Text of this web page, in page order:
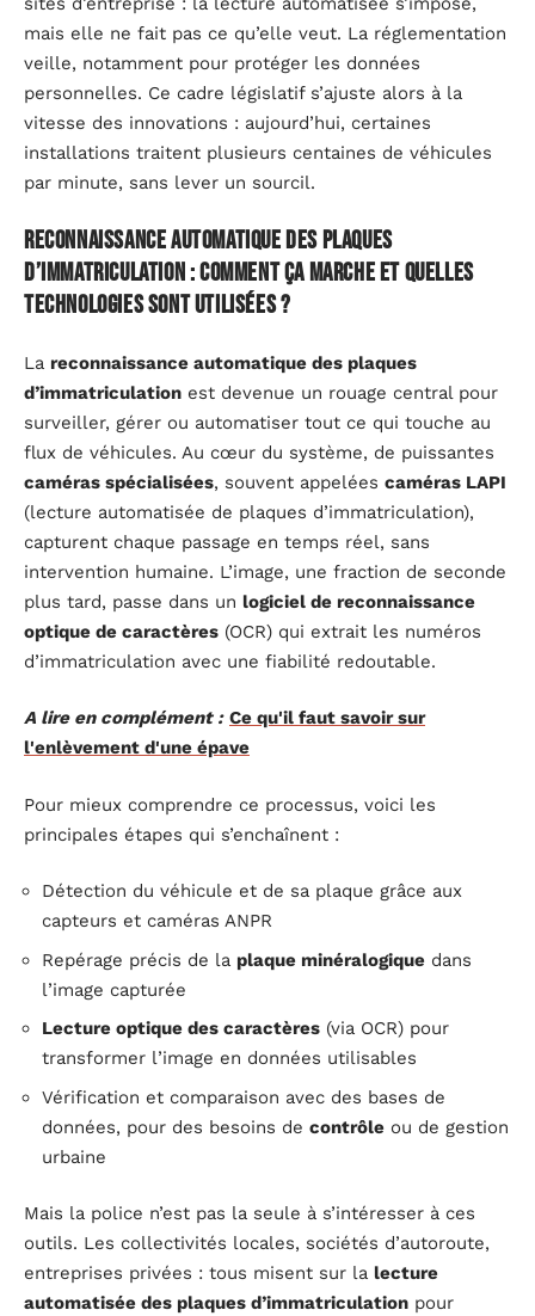
mais elle ne fait pas ce qu’elle veut. La réglementation
veille, notamment pour protéger les données
personnelles. Ce cadre législatif s’ajuste alors à la
vitesse des innovations : aujourd’hui, certaines
installations traitent plusieurs centaines de véhicules
par minute, sans lever un sourcil.
Reconnaissance automatique des plaques
d’immatriculation : comment ça marche et quelles
technologies sont utilisées ?
La reconnaissance automatique des plaques
d’immatriculation est devenue un rouage central pour
surveiller, gérer ou automatiser tout ce qui touche au
flux de véhicules. Au cœur du système, de puissantes
caméras spécialisées, souvent appelées caméras LAPI
(lecture automatisée de plaques d’immatriculation),
capturent chaque passage en temps réel, sans
intervention humaine. L’image, une fraction de seconde
plus tard, passe dans un logiciel de reconnaissance
optique de caractères (OCR) qui extrait les numéros
d’immatriculation avec une fiabilité redoutable.
A lire en complément : Ce qu'il faut savoir sur
l'enlèvement d'une épave
Pour mieux comprendre ce processus, voici les
principales étapes qui s’enchaînent :
Détection du véhicule et de sa plaque grâce aux
capteurs et caméras ANPR
Repérage précis de la plaque minéralogique dans
l’image capturée
Lecture optique des caractères (via OCR) pour
transformer l’image en données utilisables
Vérification et comparaison avec des bases de
données, pour des besoins de contrôle ou de gestion
urbaine
Mais la police n’est pas la seule à s’intéresser à ces
outils. Les collectivités locales, sociétés d’autoroute,
entreprises privées : tous misent sur la lecture
automatisée des plaques d’immatriculation pour